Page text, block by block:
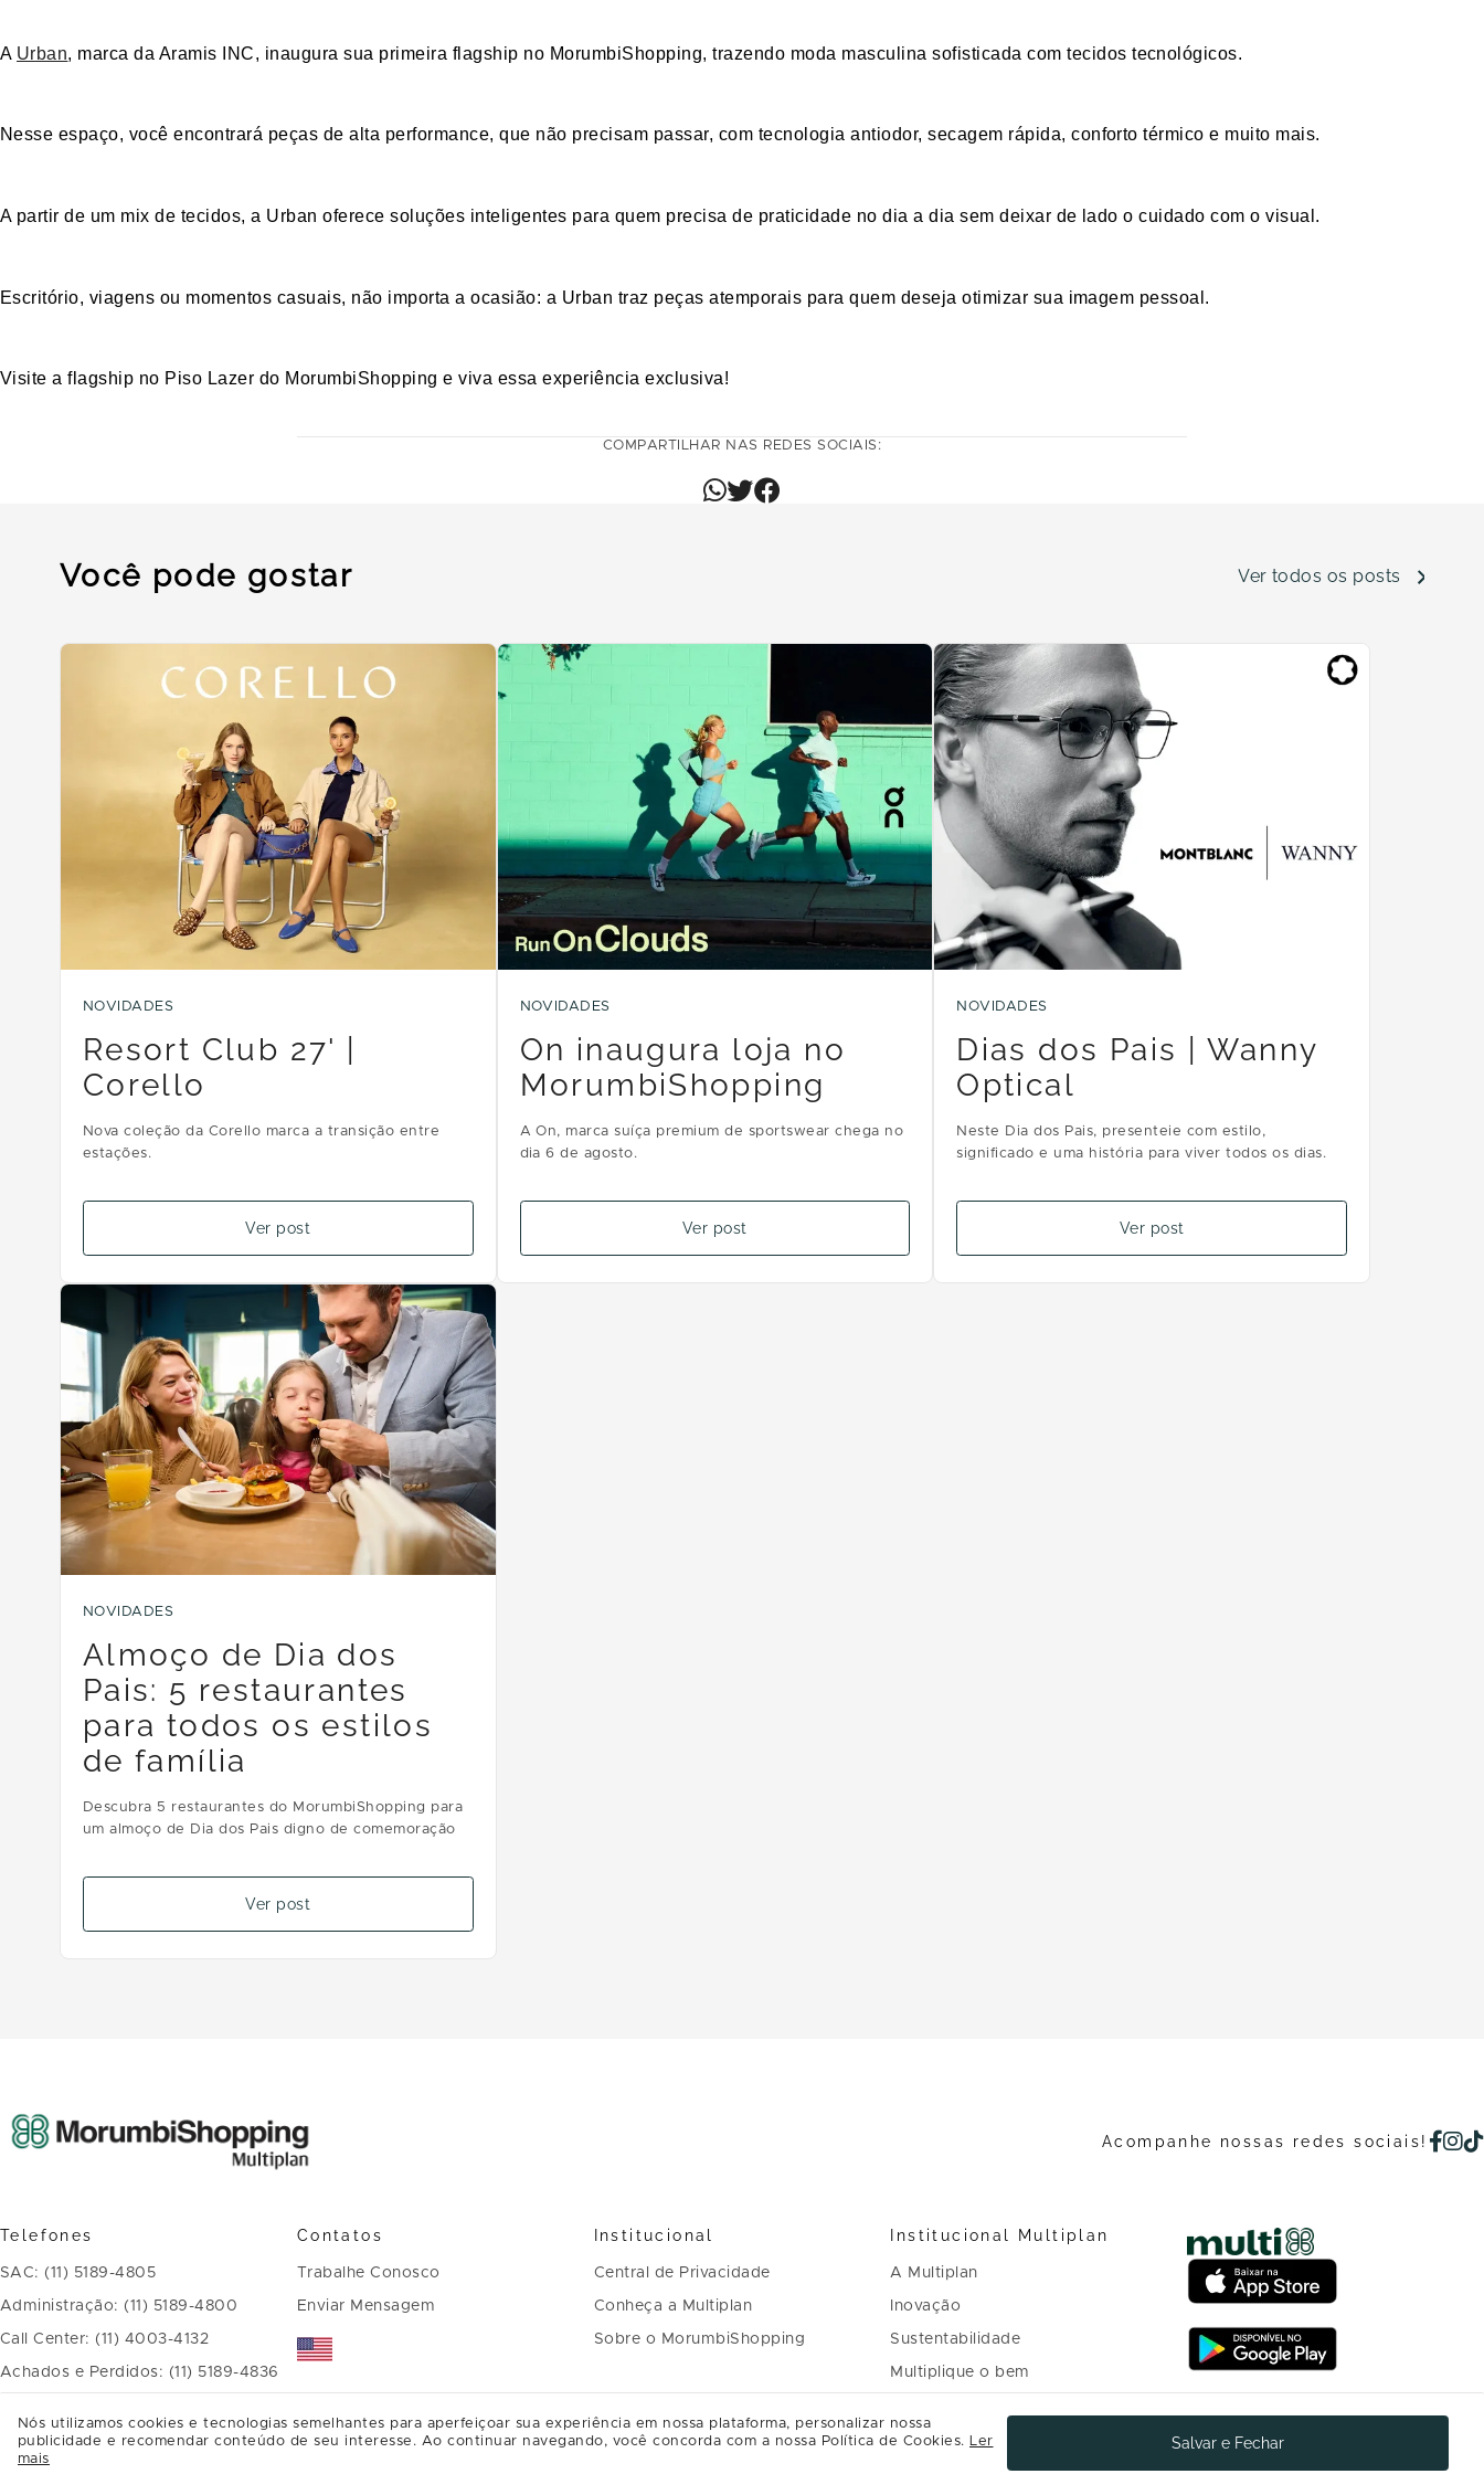
A Urban, marca da Aramis INC, inaugura sua primeira flagship no MorumbiShopping, trazendo moda masculina sofisticada com tecidos tecnológicos.
Nesse espaço, você encontrará peças de alta performance, que não precisam passar, com tecnologia antiodor, secagem rápida, conforto térmico e muito mais.
A partir de um mix de tecidos, a Urban oferece soluções inteligentes para quem precisa de praticidade no dia a dia sem deixar de lado o cuidado com o visual.
Escritório, viagens ou momentos casuais, não importa a ocasião: a Urban traz peças atemporais para quem deseja otimizar sua imagem pessoal.
Visite a flagship no Piso Lazer do MorumbiShopping e viva essa experiência exclusiva!
COMPARTILHAR NAS REDES SOCIAIS:
Você pode gostar Ver todos os posts
NOVIDADES
Resort Club 27' |
Corello
Nova coleção da Corello marca a transição entre
estações.
Ver post
NOVIDADES
On inaugura loja no
MorumbiShopping
A On, marca suíça premium de sportswear chega no
dia 6 de agosto.
Ver post
NOVIDADES
Dias dos Pais | Wanny
Optical
Neste Dia dos Pais, presenteie com estilo,
significado e uma história para viver todos os dias.
Ver post
NOVIDADES
Almoço de Dia dos
Pais: 5 restaurantes
para todos os estilos
de família
Descubra 5 restaurantes do MorumbiShopping para
um almoço de Dia dos Pais digno de comemoração
Ver post
Acompanhe nossas redes sociais!
Telefones
SAC: (11) 5189-4805
Administração: (11) 5189-4800
Call Center: (11) 4003-4132
Achados e Perdidos: (11) 5189-4836
Endereço
Contatos
Trabalhe Conosco
Enviar Mensagem
Institucional
Central de Privacidade
Conheça a Multiplan
Sobre o MorumbiShopping
Institucional Multiplan
A Multiplan
Inovação
Sustentabilidade
Multiplique o bem
Relação com investidores
Nós utilizamos cookies e tecnologias semelhantes para aperfeiçoar sua experiência em nossa plataforma, personalizar nossa
publicidade e recomendar conteúdo de seu interesse. Ao continuar navegando, você concorda com a nossa Política de Cookies. Ler
mais
Salvar e Fechar